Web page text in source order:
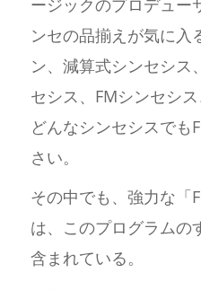
ージックのプロデュー
ンセの品揃えが気に入
ン、減算式シンセシス
セシス、FMシンセシ
どんなシンセシスでも
さい。
その中でも、強力な「
は、このプログラムの
含まれている。